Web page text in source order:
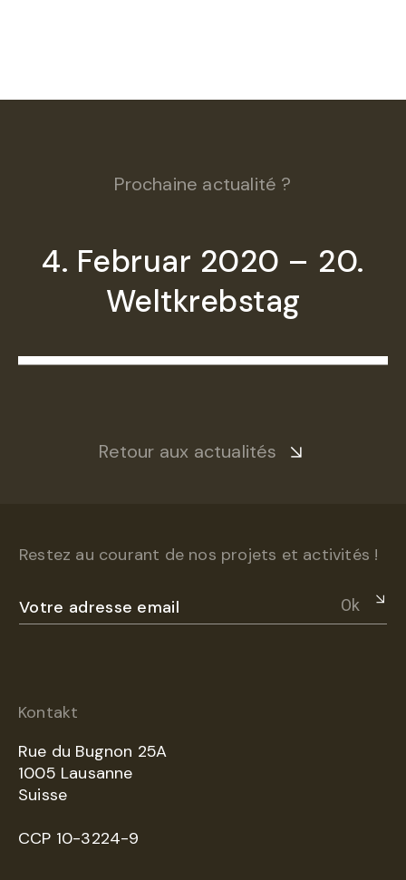
Prochaine actualité ?
4. Februar 2020 – 20.
Weltkrebstag
Retour aux actualités
Restez au courant de nos projets et activités !
Ok
Kontakt
Rue du Bugnon 25A
1005 Lausanne
Suisse
CCP 10-3224-9